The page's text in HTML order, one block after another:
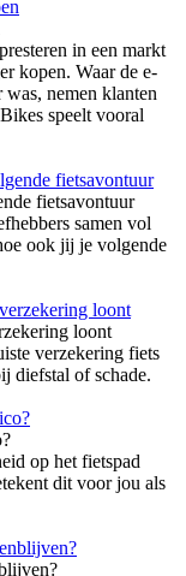
in een markt
kopen. Waar de e-
nemen klanten
speelt vooral
fietsavontuur
samen vol
ook jij je volgende
loont
verzekering fiets
diefstal of schade.
op het fietspad
dit voor jou als